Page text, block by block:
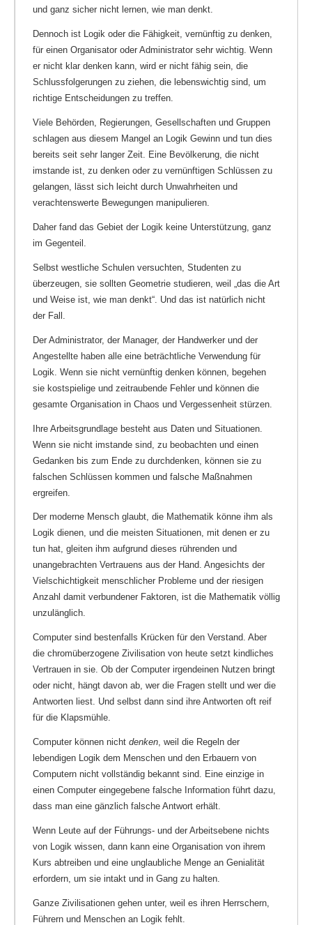
und ganz sicher nicht lernen, wie man denkt.
Dennoch ist Logik oder die Fähigkeit, vernünftig zu denken,
für einen Organisator oder Administrator sehr wichtig. Wenn
er nicht klar denken kann, wird er nicht fähig sein, die
Schlussfolgerungen zu ziehen, die lebenswichtig sind, um
richtige Entscheidungen zu treffen.
Viele Behörden, Regierungen, Gesellschaften und Gruppen
schlagen aus diesem Mangel an Logik Gewinn und tun dies
bereits seit sehr langer Zeit. Eine Bevölkerung, die nicht
imstande ist, zu denken oder zu vernünftigen Schlüssen zu
gelangen, lässt sich leicht durch Unwahrheiten und
verachtenswerte Bewegungen manipulieren.
Daher fand das Gebiet der Logik keine Unterstützung, ganz
im Gegenteil.
Selbst westliche Schulen versuchten, Studenten zu
überzeugen, sie sollten Geometrie studieren, weil „das die Art
und Weise ist, wie man denkt“. Und das ist natürlich nicht
der Fall.
Der Administrator, der Manager, der Handwerker und der
Angestellte haben alle eine beträchtliche Verwendung für
Logik. Wenn sie nicht vernünftig denken können, begehen
sie kostspielige und zeitraubende Fehler und können die
gesamte Organisation in Chaos und Vergessenheit stürzen.
Ihre Arbeitsgrundlage besteht aus Daten und Situationen.
Wenn sie nicht imstande sind, zu beobachten und einen
Gedanken bis zum Ende zu durchdenken, können sie zu
falschen Schlüssen kommen und falsche Maßnahmen
ergreifen.
Der moderne Mensch glaubt, die Mathematik könne ihm als
Logik dienen, und die meisten Situationen, mit denen er zu
tun hat, gleiten ihm aufgrund dieses rührenden und
unangebrachten Vertrauens aus der Hand. Angesichts der
Vielschichtigkeit menschlicher Probleme und der riesigen
Anzahl damit verbundener Faktoren, ist die Mathematik völlig
unzulänglich.
Computer sind bestenfalls Krücken für den Verstand. Aber
die chromüberzogene Zivilisation von heute setzt kindliches
Vertrauen in sie. Ob der Computer irgendeinen Nutzen bringt
oder nicht, hängt davon ab, wer die Fragen stellt und wer die
Antworten liest. Und selbst dann sind ihre Antworten oft reif
für die Klapsmühle.
Computer können nicht denken, weil die Regeln der
lebendigen Logik dem Menschen und den Erbauern von
Computern nicht vollständig bekannt sind. Eine einzige in
einen Computer eingegebene falsche Information führt dazu,
dass man eine gänzlich falsche Antwort erhält.
Wenn Leute auf der Führungs- und der Arbeitsebene nichts
von Logik wissen, dann kann eine Organisation von ihrem
Kurs abtreiben und eine unglaubliche Menge an Genialität
erfordern, um sie intakt und in Gang zu halten.
Ganze Zivilisationen gehen unter, weil es ihren Herrschern,
Führern und Menschen an Logik fehlt.